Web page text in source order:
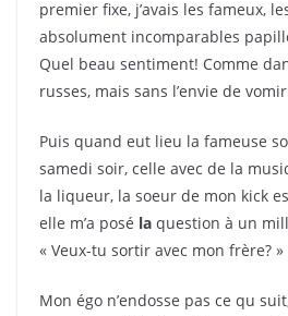
premier fixe, j’avais les fameux,
absolument incomparables
Quel beau sentiment! Comme
russes, mais sans l’envie de
Puis quand eut lieu la fameuse
samedi soir, celle avec de la
la liqueur, la soeur de mon kick
elle m’a posé la question à un
« Veux-tu sortir avec mon frère? »
Mon égo n’endosse pas ce qu